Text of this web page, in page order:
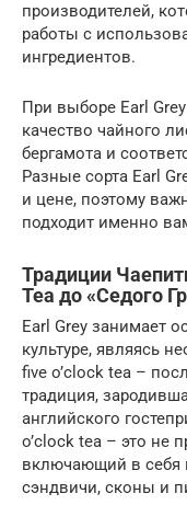
производителей,
работы с
ингредиентов.
При выборе Earl
качество чайного
бергамота и
Разные сорта Earl
и цене, поэтому
подходит именно
Традиции
Tea до «Седого
Earl Grey занимает
культуре, являясь
five o’clock tea –
традиция,
английского
o’clock tea – это не
включающий в себя
сэндвичи, сконы и